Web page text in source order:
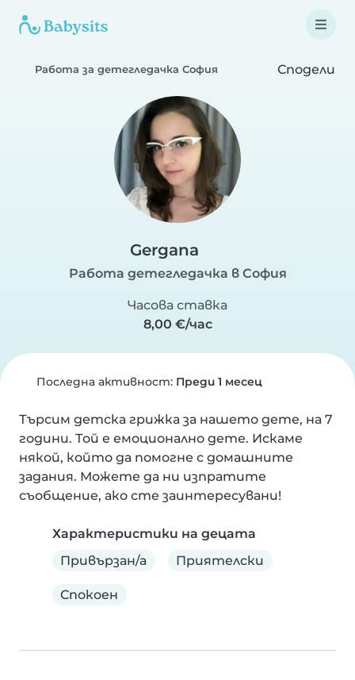
Работа за детегледачка София Сподели
Gergana
Работа детегледачка в София
Часова ставка
8,00 €/час
Последна активност: Преди 1 месец
Търсим детска грижка за нашето дете, на 7
години. Той е емоционално дете. Искаме
някой, който да помогне с домашните
задания. Можете да ни изпратите
съобщение, ако сте заинтересувани!
Характеристики на децата
Привързан/а
Приятелски
Спокоен